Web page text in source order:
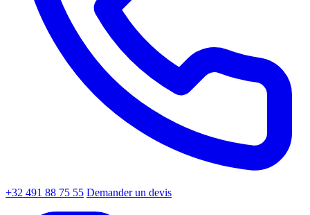
+32 491 88 75 55 Demander un devis